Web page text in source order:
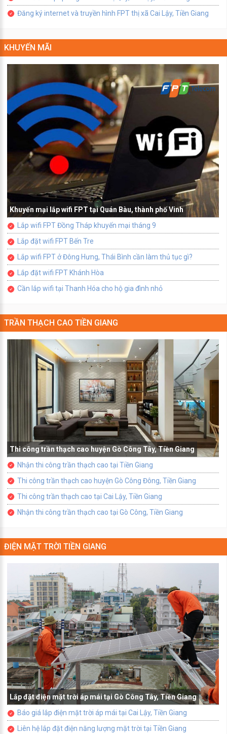
Đăng ký internet và truyền hình FPT thị xã Cai Lậy, Tiền Giang
KHUYẾN MÃI
Khuyến mại lắp wifi FPT tại Quán Bàu, thành phố Vinh
Lắp wifi FPT Đồng Tháp khuyến mại tháng 9
Lắp đặt wifi FPT Bến Tre
Lắp wifi FPT ở Đông Hưng, Thái Bình cần làm thủ tục gì?
Lắp đặt wifi FPT Khánh Hòa
Cần lắp wifi tại Thanh Hóa cho hộ gia đình nhỏ
TRẦN THẠCH CAO TIỀN GIANG
Thi công trần thạch cao huyện Gò Công Tây, Tiền Giang
Nhận thi công trần thạch cao tại Tiền Giang
Thi công trần thạch cao huyện Gò Công Đông, Tiền Giang
Thi công trần thạch cao tại Cai Lậy, Tiền Giang
Nhận thi công trần thạch cao tại Gò Công, Tiền Giang
ĐIỆN MẶT TRỜI TIỀN GIANG
Lắp đặt điện mặt trời áp mái tại Gò Công Tây, Tiền Giang
Báo giá lắp điện mặt trời áp mái tại Cai Lậy, Tiền Giang
Liên hệ lắp đặt điện năng lượng mặt trời tại Tiền Giang